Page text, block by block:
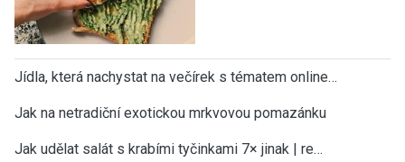
Jídla, která nachystat na večírek s tématem online…
Jak na netradiční exotickou mrkvovou pomazánku
Jak udělat salát s krabími tyčinkami 7× jinak | re…